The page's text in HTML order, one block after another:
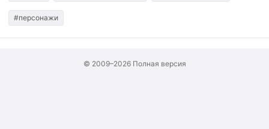
#персонажи
© 2009–2026 Полная версия